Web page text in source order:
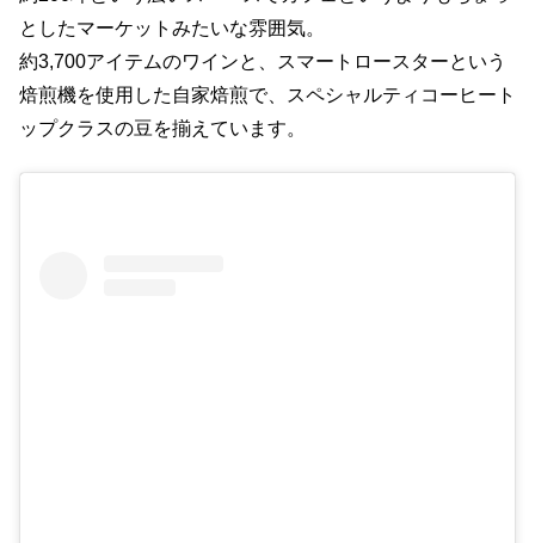
としたマーケットみたいな雰囲気。
約3,700アイテムのワインと、スマートロースターという
焙煎機を使用した自家焙煎で、スペシャルティコーヒート
ップクラスの豆を揃えています。